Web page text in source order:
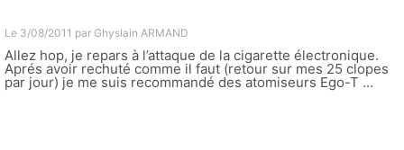
Le 3/08/2011 par Ghyslain ARMAND
Allez hop, je repars à l’attaque de la cigarette électronique.
Aprés avoir rechuté comme il faut (retour sur mes 25 clopes
par jour) je me suis recommandé des atomiseurs Ego-T ...